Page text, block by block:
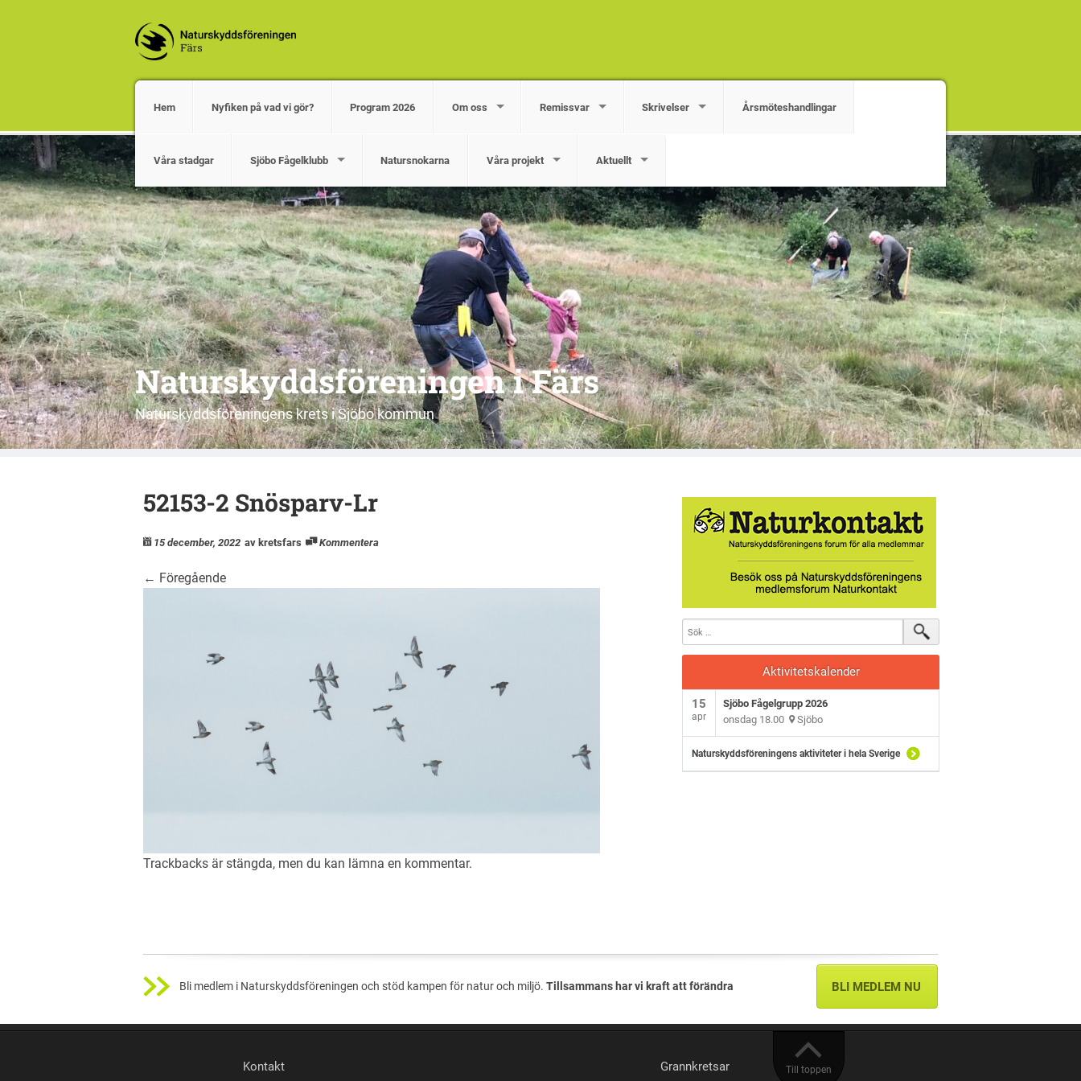
Hem Nyfiken på vad vi gör? Program 2026 Om oss Remissvar Skrivelser Årsmöteshandlingar
Våra stadgar Sjöbo Fågelklubb Natursnokarna Våra projekt Aktuellt
Naturskyddsföreningen i Färs
Naturskyddsföreningens krets i Sjöbo kommun
52153-2 Snösparv-Lr
15 december, 2022 av kretsfars Kommentera
← Föregående
Trackbacks är stängda, men du kan lämna en kommentar.
Aktivitetskalender
15
apr
Sjöbo Fågelgrupp 2026
onsdag 18.00 Sjöbo
Naturskyddsföreningens aktiviteter i hela Sverige
Bli medlem i Naturskyddsföreningen och stöd kampen för natur och miljö. Tillsammans har vi kraft att förändra BLI MEDLEM NU
Till toppen
Kontakt Grannkretsar